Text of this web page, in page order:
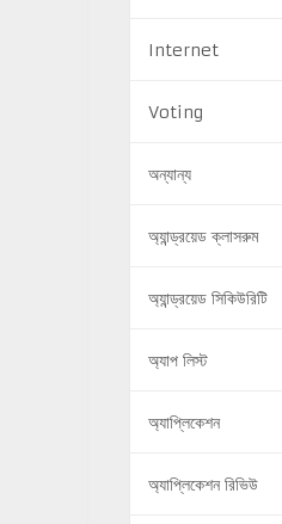
Internet
Voting
অন্যান্য
অ্যান্ড্রয়েড ক্লাসরুম
অ্যান্ড্রয়েড সিকিউরিটি
অ্যাপ লিস্ট
অ্যাপ্লিকেশন
অ্যাপ্লিকেশন রিভিউ